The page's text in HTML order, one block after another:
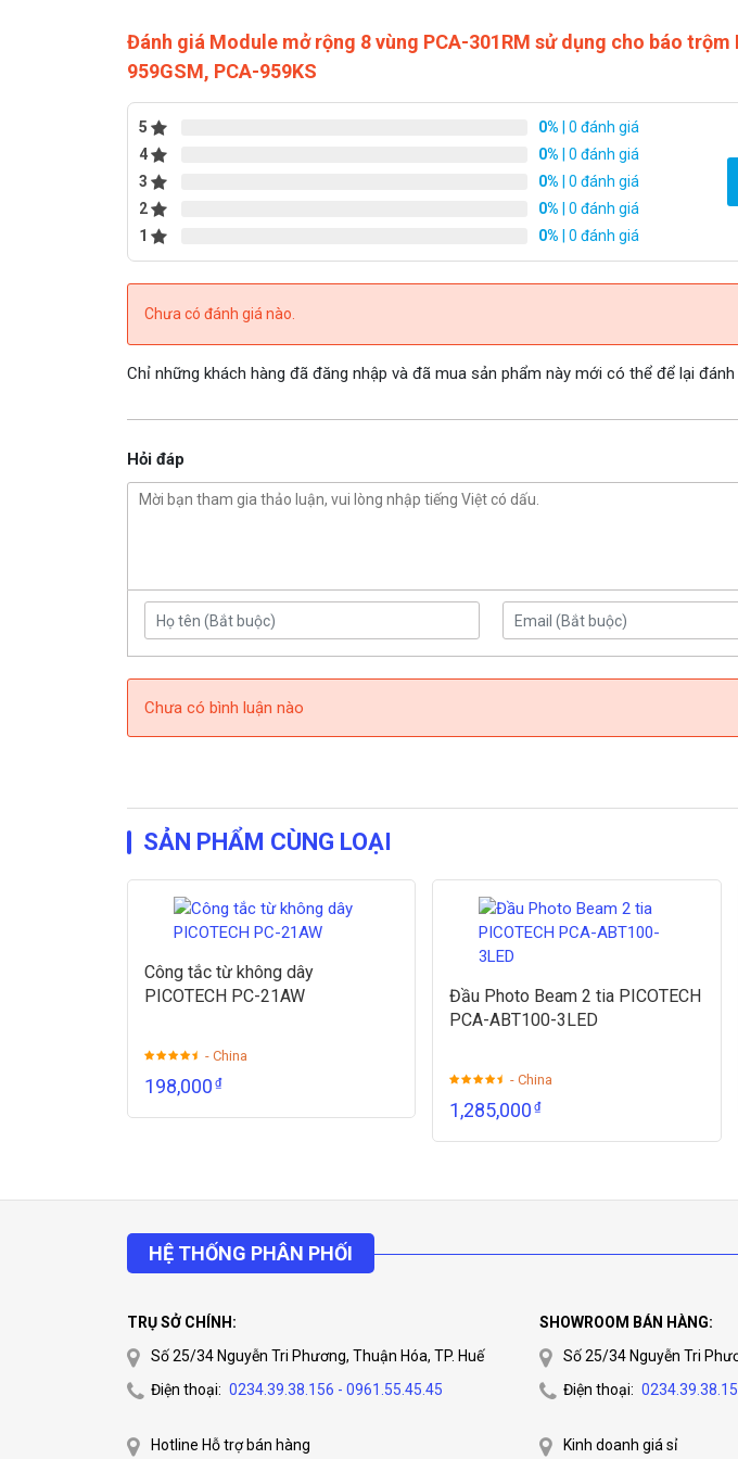
Đánh giá Module mở rộng 8 vùng PCA-301RM sử dụng cho báo trộm
959GSM, PCA-959KS
5 0% | 0 đánh giá
4
0% | 0 đánh giá
3
0% | 0 đánh giá
2
0% | 0 đánh giá
1
0% | 0 đánh giá
Chưa có đánh giá nào.
Chỉ những khách hàng đã đăng nhập và đã mua sản phẩm này mới có thể để lại đánh
Hỏi đáp
Chưa có bình luận nào
SẢN PHẨM CÙNG LOẠI
Công tắc từ không dây
PICOTECH PC-21AW
- China
198,000₫
Đầu Photo Beam 2 tia PICOTECH
PCA-ABT100-3LED
- China
1,285,000₫
HỆ THỐNG PHÂN PHỐI
TRỤ SỞ CHÍNH:
Số 25/34 Nguyễn Tri Phương, Thuận Hóa, TP. Huế
Điện thoại: 0234.39.38.156 - 0961.55.45.45
Hotline Hỗ trợ bán hàng
SHOWROOM BÁN HÀNG:
Số 25/34 Nguyễn Tri
Điện thoại:
Kinh doanh giá sỉ